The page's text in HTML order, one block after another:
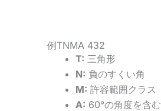
例TNMA 432
T: 三角形
N: 負のすくい角
M: 許容範囲クラス
A: 60°の角度を含む